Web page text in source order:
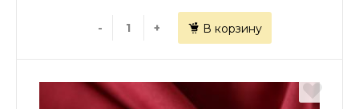
- + В корзину